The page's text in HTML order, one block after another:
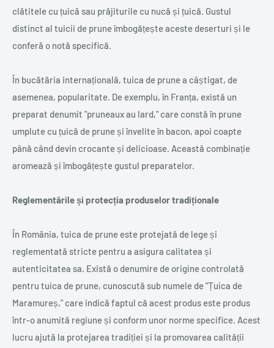
clătitele cu țuică sau prăjiturile cu nucă și țuică. Gustul
distinct al tuicii de prune îmbogățește aceste deserturi și le
conferă o notă specifică.
În bucătăria internațională, tuica de prune a câștigat, de
asemenea, popularitate. De exemplu, în Franța, există un
preparat denumit "pruneaux au lard," care constă în prune
umplute cu țuică de prune și învelite în bacon, apoi coapte
până când devin crocante și delicioase. Această combinație
aromează și îmbogățește gustul preparatelor.
Reglementările și protecția produselor tradiționale
În România, tuica de prune este protejată de lege și
reglementată stricte pentru a asigura calitatea și
autenticitatea sa. Există o denumire de origine controlată
pentru tuica de prune, cunoscută sub numele de "Țuica de
Maramureș," care indică faptul că acest produs este produs
într-o anumită regiune și conform unor norme specifice. Acest
lucru ajută la protejarea tradiției și la promovarea calității